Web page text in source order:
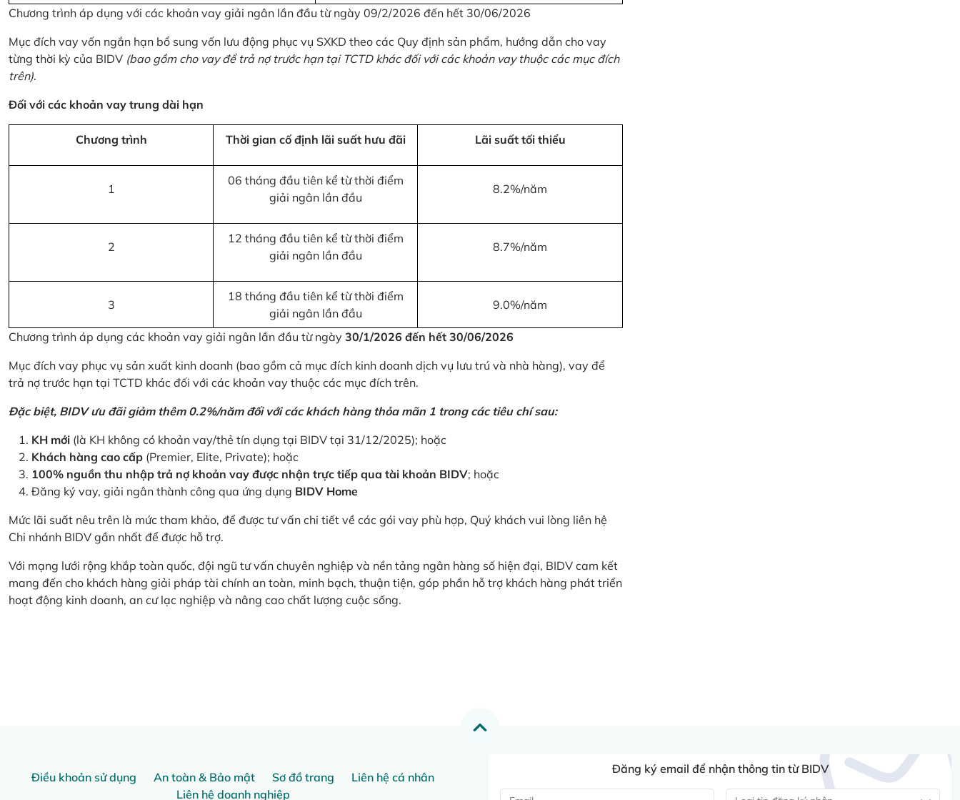
Chương trình áp dụng với các khoản vay giải ngân lần đầu từ ngày 09/2/2026 đến hết 30/06/2026
Mục đích vay vốn ngắn hạn bổ sung vốn lưu động phục vụ SXKD theo các Quy định sản phẩm, hướng dẫn cho vay
từng thời kỳ của BIDV (bao gồm cho vay để trả nợ trước hạn tại TCTD khác đối với các khoản vay thuộc các mục đích
trên).
Đối với các khoản vay trung dài hạn
Chương trình Thời gian cố định lãi suất hưu đãi Lãi suất tối thiểu
1
06 tháng đầu tiên kể từ thời điểm
giải ngân lần đầu
8.2%/năm
2
12 tháng đầu tiên kể từ thời điểm
giải ngân lần đầu
8.7%/năm
3
18 tháng đầu tiên kể từ thời điểm
giải ngân lần đầu
9.0%/năm
Chương trình áp dụng các khoản vay giải ngân lần đầu từ ngày 30/1/2026 đến hết 30/06/2026
Mục đích vay phục vụ sản xuất kinh doanh (bao gồm cả mục đích kinh doanh dịch vụ lưu trú và nhà hàng), vay để
trả nợ trước hạn tại TCTD khác đối với các khoản vay thuộc các mục đích trên.
Đặc biệt, BIDV ưu đãi giảm thêm 0.2%/năm đối với các khách hàng thỏa mãn 1 trong các tiêu chí sau:
KH mới (là KH không có khoản vay/thẻ tín dụng tại BIDV tại 31/12/2025); hoặc
Khách hàng cao cấp (Premier, Elite, Private); hoặc
100% nguồn thu nhập trả nợ khoản vay được nhận trực tiếp qua tài khoản BIDV; hoặc
Đăng ký vay, giải ngân thành công qua ứng dụng BIDV Home
Mức lãi suất nêu trên là mức tham khảo, để được tư vấn chi tiết về các gói vay phù hợp, Quý khách vui lòng liên hệ
Chi nhánh BIDV gần nhất để được hỗ trợ.
Với mạng lưới rộng khắp toàn quốc, đội ngũ tư vấn chuyên nghiệp và nền tảng ngân hàng số hiện đại, BIDV cam kết
mang đến cho khách hàng giải pháp tài chính an toàn, minh bạch, thuận tiện, góp phần hỗ trợ khách hàng phát triển
hoạt động kinh doanh, an cư lạc nghiệp và nâng cao chất lượng cuộc sống.
Điều khoản sử dụng An toàn & Bảo mật Sơ đồ trang
Liên hệ cá nhân
Liên hệ doanh nghiệp
Đăng ký email để nhận thông tin từ BIDV